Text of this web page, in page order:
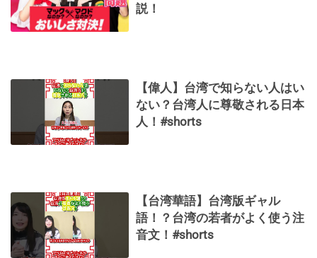
説！
【偉人】台湾で知らない人はい
ない？台湾人に尊敬される日本
人！#shorts
【台湾華語】台湾版ギャル
語！？台湾の若者がよく使う注
音文！#shorts